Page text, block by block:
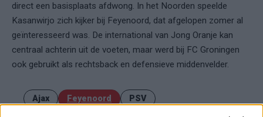
direct een basisplaats afdwong. In het Noorden speelde
Kasanwirjo zich kijker bij Feyenoord, dat afgelopen zomer al
geïnteresseerd was. De international van Jong Oranje kan
centraal achterin uit de voeten, maar werd bij FC Groningen
ook gebruikt als rechtsback en defensieve middenvelder.
Ajax Feyenoord PSV